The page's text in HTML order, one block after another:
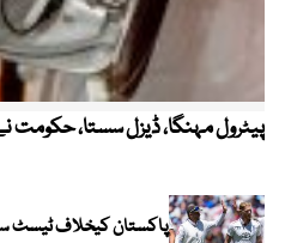
پیٹرول مہنگا، ڈیزل سستا، حکومت